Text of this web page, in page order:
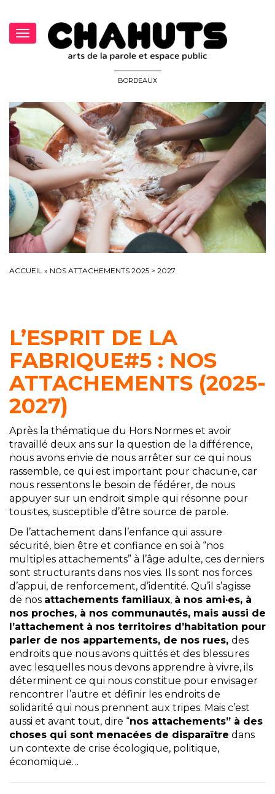
Toggle
navigation
BORDEAUX
ACCUEIL » NOS ATTACHEMENTS 2025 > 2027
L’ESPRIT DE LA
FABRIQUE#5 : NOS
ATTACHEMENTS (2025-
2027)
Après la thématique du Hors Normes et avoir
travaillé deux ans sur la question de la différence,
nous avons envie de nous arrêter sur ce qui nous
rassemble, ce qui est important pour chacun·e, car
nous ressentons le besoin de fédérer, de nous
appuyer sur un endroit simple qui résonne pour
tous·tes, susceptible d’être source de parole.
De l’attachement dans l’enfance qui assure
sécurité, bien être et confiance en soi à “nos
multiples attachements” à l’âge adulte, ces derniers
sont structurants dans nos vies. Ils sont nos forces
d’appui, de renforcement, d’identité. Qu’il s’agisse
de nos attachements familiaux, à nos ami·es, à
nos proches, à nos communautés, mais aussi de
l’attachement à nos territoires d’habitation pour
parler de nos appartements, de nos rues, des
endroits que nous avons quittés et des blessures
avec lesquelles nous devons apprendre à vivre, ils
déterminent ce qui nous constitue pour envisager
rencontrer l’autre et définir les endroits de
solidarité qui nous prennent aux tripes. Mais c’est
aussi et avant tout, dire “nos attachements” à des
choses qui sont menacées de disparaître dans
un contexte de crise écologique, politique,
économique…